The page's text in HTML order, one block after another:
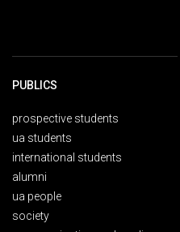
PUBLICS
prospective students
ua students
international students
alumni
ua people
society